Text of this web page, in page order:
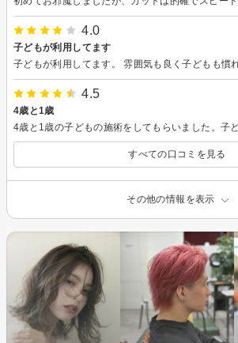
4.0
子どもが利用してます
4.5
4歳と1歳
すべての口コミを見る
その他の情報を表示